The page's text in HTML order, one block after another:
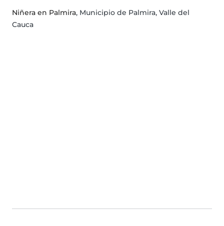
Niñera en Palmira, Municipio de Palmira, Valle del
Cauca